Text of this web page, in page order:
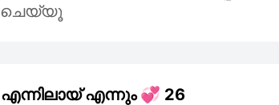
ചെയ്യൂ
എന്നിലായ് എന്നും 💞 26